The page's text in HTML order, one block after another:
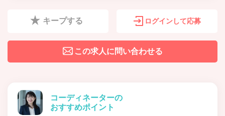
キープする ログインして応募
この求人に問い合わせる
コーディネーターの
おすすめポイント